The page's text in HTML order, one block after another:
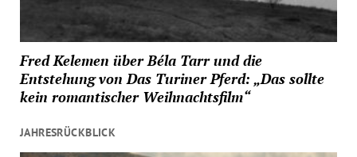
Fred Kelemen über Béla Tarr und die
Entstehung von Das Turiner Pferd: „Das sollte
kein romantischer Weihnachtsfilm“
JAHRESRÜCKBLICK